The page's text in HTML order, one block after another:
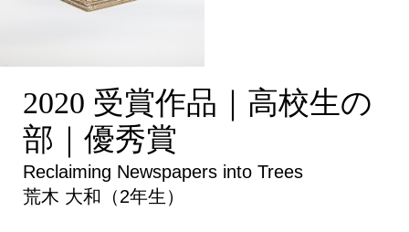
Reclaiming Newspapers
2020 受賞作品｜高校生の
部｜優秀賞
Reclaiming Newspapers into Trees
荒木 大和（2年生）